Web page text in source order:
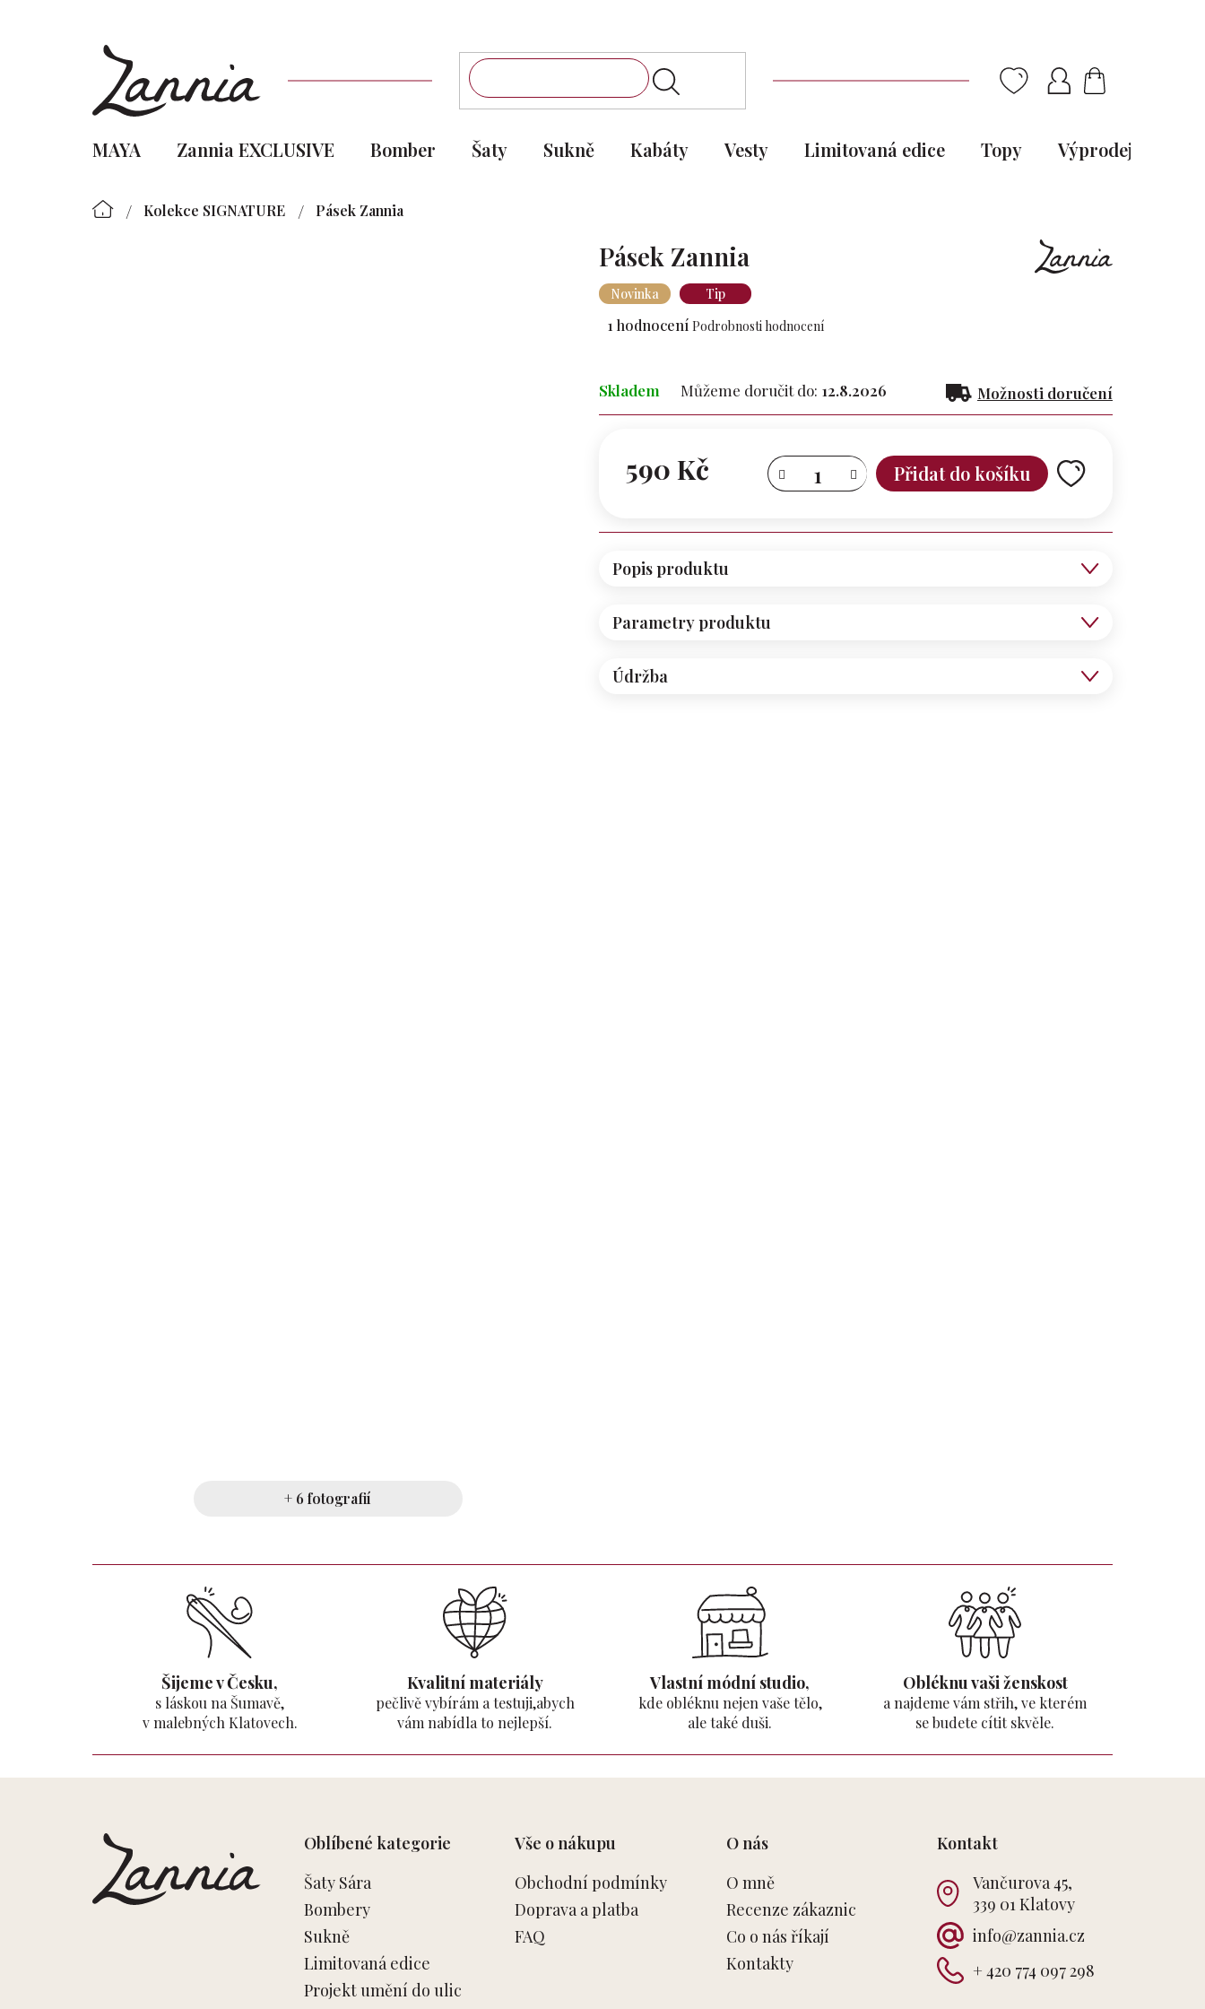
NÁKUPNÍ
KOŠÍK
MAYA Zannia EXCLUSIVE Bomber Šaty Sukně Kabáty Vesty Limitovaná edice Topy Výprodej
/ Kolekce SIGNATURE / Pásek Zannia
+ 6 fotografií
Skladem Můžeme doručit do: 12.8.2026 Možnosti doručení
590 Kč Přidat do košíku
Pásek Zannia
Novinka Tip
Průměrné
5,0
z 5
1 hodnocení Podrobnosti hodnocení
Údržba
Parametry produktu
Popis produktu
Šijeme v Česku,
s láskou na Šumavě,
v malebných Klatovech.
Kvalitní materiály
pečlivě vybírám a testuji,abych
vám nabídla to nejlepší.
Vlastní módní studio,
kde obléknu nejen vaše tělo,
ale také duši.
Obléknu vaši ženskost
a najdeme vám střih, ve kterém
se budete cítit skvěle.
Oblíbené kategorie
Šaty Sára
Bombery
Sukně
Limitovaná edice
Projekt umění do ulic
Vše o nákupu
Obchodní podmínky
Doprava a platba
FAQ
O nás
O mně
Recenze zákaznic
Co o nás říkají
Kontakty
Kontakt
Vančurova 45,
339 01 Klatovy
info@zannia.cz
+ 420 774 097 298